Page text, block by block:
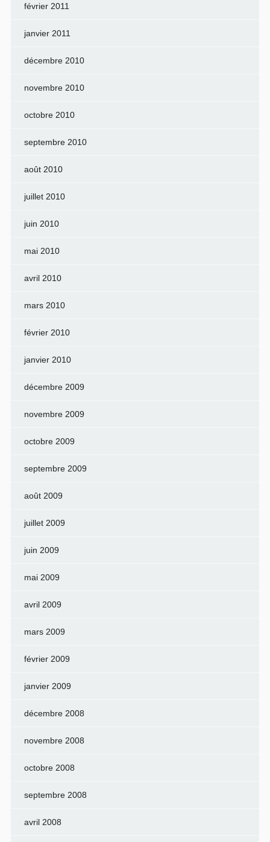
février 2011
janvier 2011
décembre 2010
novembre 2010
octobre 2010
septembre 2010
août 2010
juillet 2010
juin 2010
mai 2010
avril 2010
mars 2010
février 2010
janvier 2010
décembre 2009
novembre 2009
octobre 2009
septembre 2009
août 2009
juillet 2009
juin 2009
mai 2009
avril 2009
mars 2009
février 2009
janvier 2009
décembre 2008
novembre 2008
octobre 2008
septembre 2008
avril 2008